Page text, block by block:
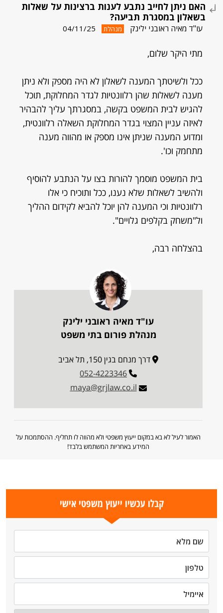
האם ניתן לחייב נתבע לענות ברצינות על שאלות
בשאלון במסגרת תביעה?
עו"ד מאיה ראובני ילינק מנהלת 04/11/25
מתי היקר שלום,
ככל ולשיטתך המענה לשאלון לא היה מספק ולא ניתן
מענה לשאלות שהן רלוונטיות לגדר המחלוקת, תוכל
להגיש לבית המשפט בקשה, במסגרתך עליך להבהיר
לאיזה עניין המצוי בגדר המחלוקת השאלה רלוונטית,
ומדוע המענה שניתן אינו מספק או מהווה מענה
מתחמק וכו'.
בית המשפט מוסמך להורות בצו על הנתבע להוסיף
ולהשיב לשאלות שלא נענו, ככל ותוכיח כי אלו
רלוונטיות וכי המענה להן יוכל להביא לקידום ההליך
ול"משחק בקלפים גלויים".
בהצלחה רבה,
עו"ד מאיה ראובני ילינק
מנהלת פורום בתי משפט
דרך מנחם בגין 150, תל אביב
052-4223346
maya@grjlaw.co.il
האמור לעיל לא בא במקום ייעוץ משפטי ולא מהווה לו תחליף. ההסתמכות על
המידע באחריות המשתמש בלבד!
קבלו עכשיו ייעוץ משפטי אישי